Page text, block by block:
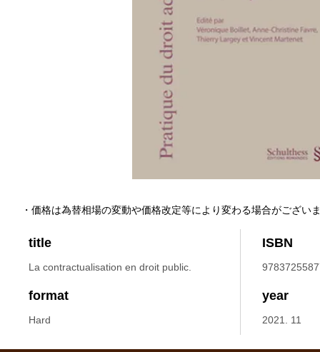
title
La contractualisation en droit public.
ISBN
format
Hard
year
2021. 11
・価格は為替相場の変動や価格改定等により変わる場合がござい